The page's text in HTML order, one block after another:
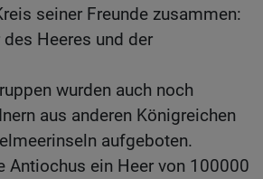
seiner Freunde zusammen:
Heeres und der
wurden auch noch
aus anderen Königreichen
aufgeboten.
Antiochus ein Heer von 100000